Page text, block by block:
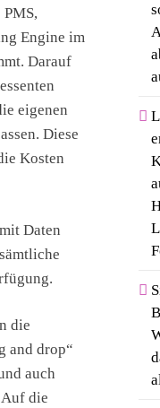
Engine im
Darauf
eigenen
Diese
Kosten
Daten
die
and drop“
auch
die